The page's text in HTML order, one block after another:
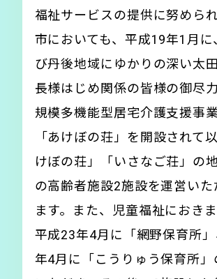
福祉サービスの提供に努めら
市においても、平成19年1月に
び丹後地域にゆかりの深い太
長様はじめ関係の皆様の御尽
規模多機能型居宅介護支援事
「あけぼの荘」を開設されて
けぼの荘」「いさなご荘」の
の高齢者施設2施設を運営いた
ます。また、児童福祉におきま
平成23年4月に「網野保育所
年4月に「こうりゅう保育所」